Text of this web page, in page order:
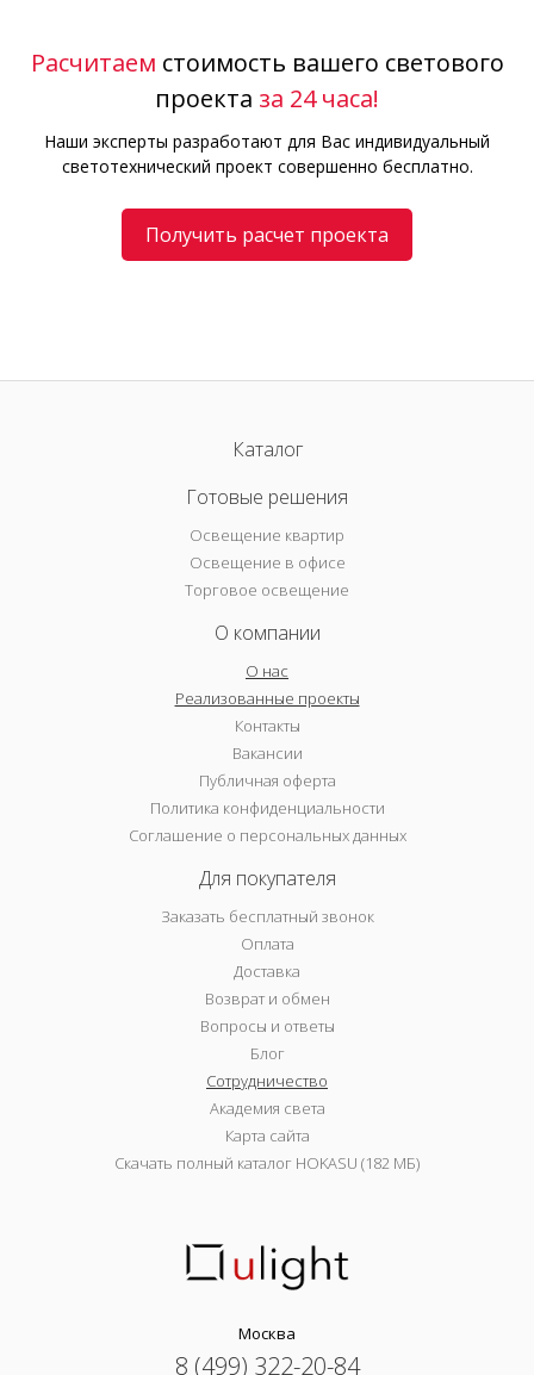
Расчитаем стоимость вашего светового
проекта за 24 часа!
Наши эксперты разработают для Вас индивидуальный
светотехнический проект совершенно бесплатно.
Получить расчет проекта
Каталог
Готовые решения
Освещение квартир
Освещение в офисе
Торговое освещение
О компании
О нас
Реализованные проекты
Контакты
Вакансии
Публичная оферта
Политика конфиденциальности
Соглашение о персональных данных
Для покупателя
Заказать бесплатный звонок
Оплата
Доставка
Возврат и обмен
Вопросы и ответы
Блог
Сотрудничество
Академия света
Карта сайта
Скачать полный каталог HOKASU (182 МБ)
Москва
8 (499) 322-20-84